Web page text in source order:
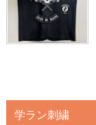
学ラン刺繍